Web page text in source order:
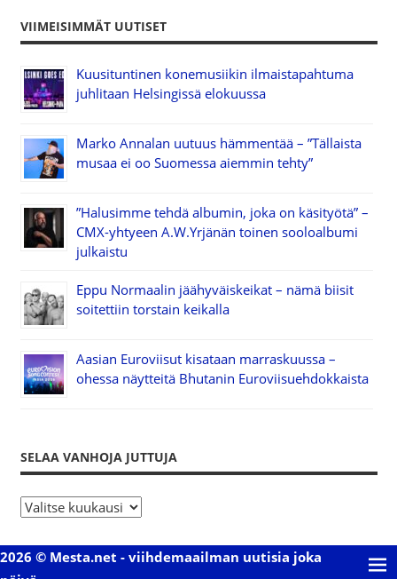
VIIMEISIMMÄT UUTISET
Kuusituntinen konemusiikin ilmaistapahtuma
juhlitaan Helsingissä elokuussa
Marko Annalan uutuus hämmentää – ”Tällaista
musaa ei oo Suomessa aiemmin tehty”
”Halusimme tehdä albumin, joka on käsityötä” –
CMX-yhtyeen A.W.Yrjänän toinen sooloalbumi
julkaistu
Eppu Normaalin jäähyväiskeikat – nämä biisit
soitettiin torstain keikalla
Aasian Euroviisut kisataan marraskuussa –
ohessa näytteitä Bhutanin Euroviisuehdokkaista
SELAA VANHOJA JUTTUJA
S
l
2026 © Mesta.net - viihdemaailman uutisia joka